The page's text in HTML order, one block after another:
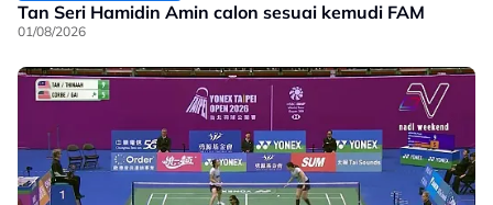
Tan Seri Hamidin Amin calon sesuai kemudi FAM
01/08/2026